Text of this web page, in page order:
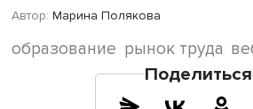
декретный отпуск и гендерное
домашнем хозяйстве. А также
как решительность, принятие
принятии решений.